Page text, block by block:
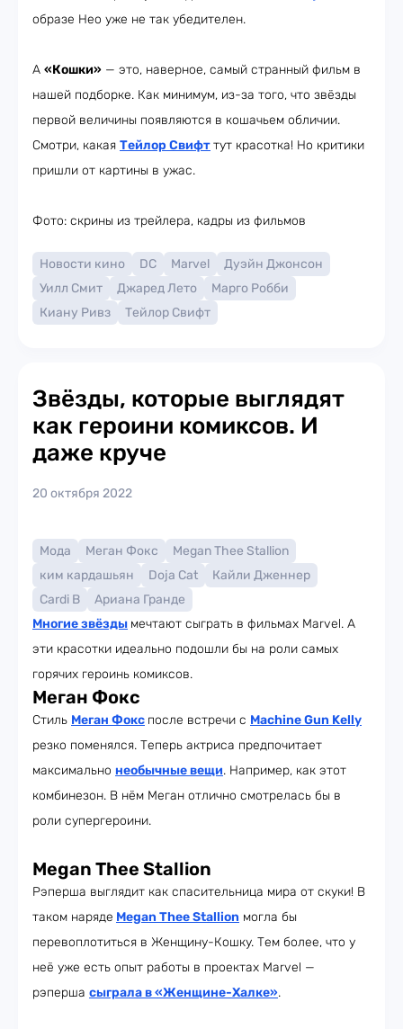
образе Нео уже не так убедителен.
А «Кошки» — это, наверное, самый странный фильм в
нашей подборке. Как минимум, из-за того, что звёзды
первой величины появляются в кошачьем обличии.
Смотри, какая Тейлор Свифттут красотка! Но критики
пришли от картины в ужас.
Фото: скрины из трейлера, кадры из фильмов
Новости кино DC Marvel
Дуэйн Джонсон
Уилл Смит
Джаред Лето
Марго Робби
Киану Ривз
Тейлор Свифт
Звёзды, которые выглядят
как героини комиксов. И
даже круче
20 октября 2022
Мода Меган Фокс
Megan Thee Stallion
ким кардашьян
Doja Cat
Кайли Дженнер
Cardi B
Ариана Гранде
Многие звёзды мечтают сыграть в фильмах Marvel. А
эти красотки идеально подошли бы на роли самых
горячих героинь комиксов.
Меган Фокс
Стиль Меган Фокс после встречи с Machine Gun Kelly
резко поменялся. Теперь актриса предпочитает
максимально необычные вещи. Например, как этот
комбинезон. В нём Меган отлично смотрелась бы в
роли супергероини.
Megan Thee Stallion
Рэперша выглядит как спасительница мира от скуки! В
таком наряде Megan Thee Stallion могла бы
перевоплотиться в Женщину-Кошку. Тем более, что у
неё уже есть опыт работы в проектах Marvel —
рэперша сыграла в «Женщине-Халке».